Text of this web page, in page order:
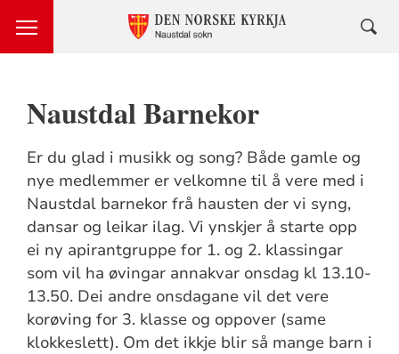
Naustdal Barnekor
Er du glad i musikk og song? Både gamle og
nye medlemmer er velkomne til å vere med i
Naustdal barnekor frå hausten der vi syng,
dansar og leikar ilag. Vi ynskjer å starte opp
ei ny apirantgruppe for 1. og 2. klassingar
som vil ha øvingar annakvar onsdag kl 13.10-
13.50. Dei andre onsdagane vil det vere
korøving for 3. klasse og oppover (same
klokkeslett). Om det ikkje blir så mange barn i